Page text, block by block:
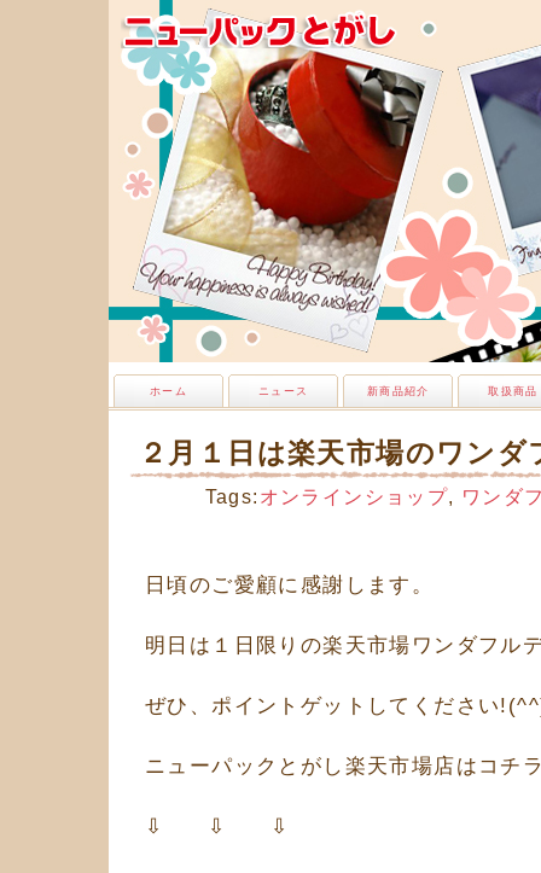
ホーム ニュース 新商品紹介 取扱商品
２月１日は楽天市場のワンダ
Tags: オンラインショップ, ワンダ
日頃のご愛顧に感謝します。
明日は１日限りの楽天市場ワンダフル
ぜひ、ポイントゲットしてください
ニューパックとがし楽天市場店はコチ
⇩ ⇩ ⇩